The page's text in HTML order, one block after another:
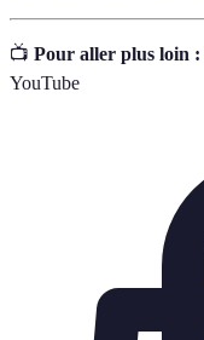
📺 Pour aller plus loin :
YouTube